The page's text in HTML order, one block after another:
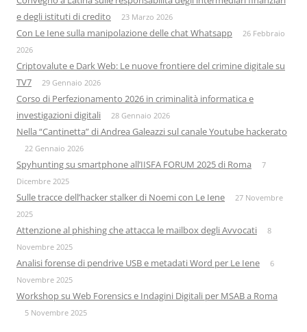
e degli istituti di credito
23 Marzo 2026
Con Le Iene sulla manipolazione delle chat Whatsapp
26 Febbraio
2026
Criptovalute e Dark Web: Le nuove frontiere del crimine digitale su
TV7
29 Gennaio 2026
Corso di Perfezionamento 2026 in criminalità informatica e
investigazioni digitali
28 Gennaio 2026
Nella “Cantinetta” di Andrea Galeazzi sul canale Youtube hackerato
22 Gennaio 2026
Spyhunting su smartphone all’IISFA FORUM 2025 di Roma
7
Dicembre 2025
Sulle tracce dell’hacker stalker di Noemi con Le Iene
27 Novembre
2025
Attenzione al phishing che attacca le mailbox degli Avvocati
8
Novembre 2025
Analisi forense di pendrive USB e metadati Word per Le Iene
6
Novembre 2025
Workshop su Web Forensics e Indagini Digitali per MSAB a Roma
5 Novembre 2025